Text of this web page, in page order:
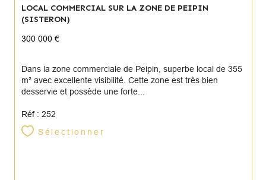
LOCAL COMMERCIAL SUR LA ZONE DE PEIPIN
(SISTERON)
300 000 €
Dans la zone commerciale de Peipin, superbe local de 355
m² avec excellente visibilité. Cette zone est très bien
desservie et possède une forte...
Réf : 252
Sélectionner